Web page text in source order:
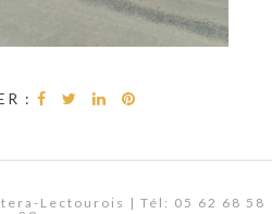
:
Lectourois | Tél: 05 62 68 58